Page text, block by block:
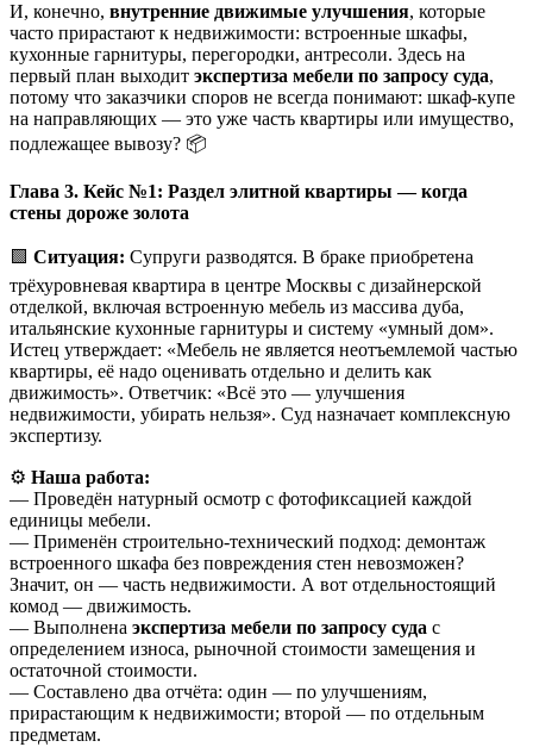
И, конечно, внутренние движимые улучшения, которые
часто прирастают к недвижимости: встроенные шкафы,
кухонные гарнитуры, перегородки, антресоли. Здесь на
первый план выходит экспертиза мебели по запросу суда,
потому что заказчики споров не всегда понимают: шкаф-купе
на направляющих — это уже часть квартиры или имущество,
подлежащее вывозу? 📦
Глава 3. Кейс №1: Раздел элитной квартиры — когда
стены дороже золота
🟩 Ситуация: Супруги разводятся. В браке приобретена
трёхуровневая квартира в центре Москвы с дизайнерской
отделкой, включая встроенную мебель из массива дуба,
итальянские кухонные гарнитуры и систему «умный дом».
Истец утверждает: «Мебель не является неотъемлемой частью
квартиры, её надо оценивать отдельно и делить как
движимость». Ответчик: «Всё это — улучшения
недвижимости, убирать нельзя». Суд назначает комплексную
экспертизу.
⚙️ Наша работа:
— Проведён натурный осмотр с фотофиксацией каждой
единицы мебели.
— Применён строительно-технический подход: демонтаж
встроенного шкафа без повреждения стен невозможен?
Значит, он — часть недвижимости. А вот отдельностоящий
комод — движимость.
— Выполнена экспертиза мебели по запросу суда с
определением износа, рыночной стоимости замещения и
остаточной стоимости.
— Составлено два отчёта: один — по улучшениям,
прирастающим к недвижимости; второй — по отдельным
предметам.